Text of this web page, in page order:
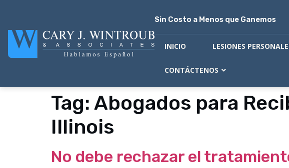
Sin Costo a Menos que Ganemos
INICIO LESIONES
CONTÁCTENOS
Tag: Abogados para
Illinois
No debe rechazar el